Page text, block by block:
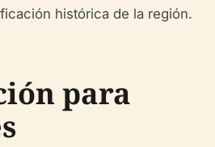
histórica de la región.
para